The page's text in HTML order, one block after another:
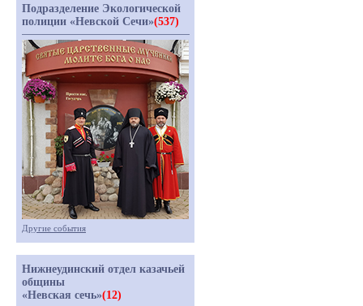
Подразделение Экологической
полиции «Невской Сечи»(537)
Другие события
Нижнеудинский отдел казачьей
общины
«Невская сечь»(12)